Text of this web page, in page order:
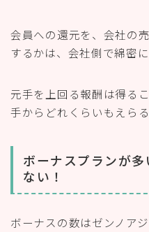
会員への還元を、会社の
するかは、会社側で綿密
元手を上回る報酬は得る
手からどれくらいもえら
ボーナスプランが
ない！
ボーナスの数はゼンノア